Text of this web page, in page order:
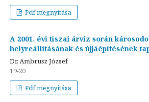
Pdf megnyitása
A 2001. évi tiszai árvíz során
helyreállításának és újjáépítésének
Dr. Ambrusz József
19-20
Pdf megnyitása